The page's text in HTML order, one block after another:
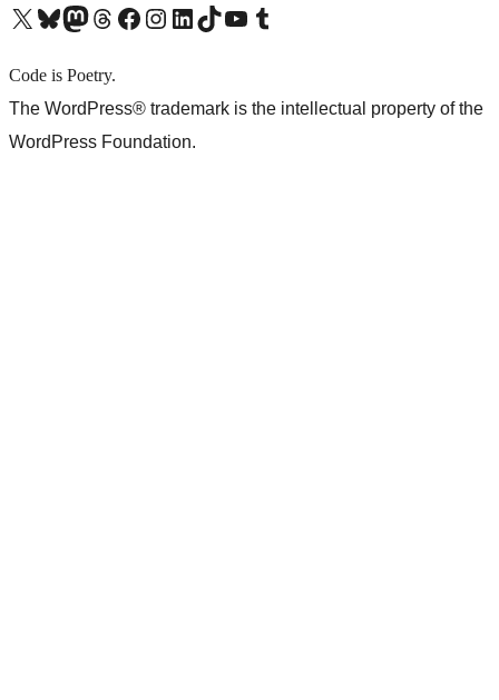
X (旧 Twitter) アカウントへBluesky アカウントへMastodon アカウントへThreads アカウントへ Facebook ページへInstagram アカウントへ LinkedIn アカウントへTikTok アカウントへYouTube チャンネルへ Tumblr アカウントへ
Code is Poetry.
The WordPress® trademark is the intellectual property of the
WordPress Foundation.